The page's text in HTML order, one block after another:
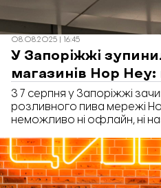
08.08.2025 | 16:45
У Запоріжжі
магазинів Hop
З 7 серпня у Запоріжжі
розливного пива мережі
неможливо ні офлайн, ні
підтвердили, що всі їхні
працюють.